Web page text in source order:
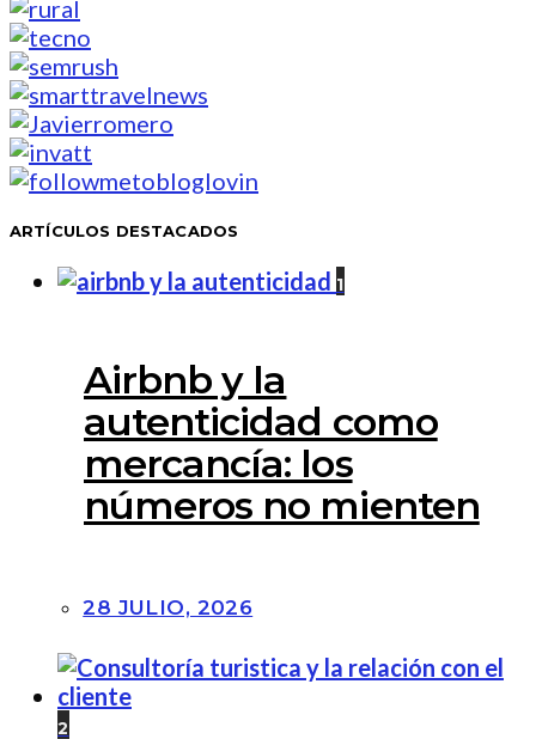
ARTÍCULOS DESTACADOS
1
Airbnb y la
autenticidad como
mercancía: los
números no mienten
28 JULIO, 2026
2